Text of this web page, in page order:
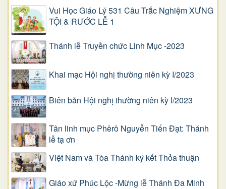
Vui Học Giáo Lý 531 Câu Trắc Nghiệm XƯNG
TỘI & RƯỚC LỄ 1
Thánh lễ Truyền chức Linh Mục -2023
Khai mạc Hội nghị thường niên kỳ I/2023
Biên bản Hội nghị thường niên kỳ I/2023
Tân linh mục Phêrô Nguyễn Tiến Đạt: Thánh
lễ tạ ơn
Việt Nam và Tòa Thánh ký kết Thỏa thuận
Giáo xứ Phúc Lộc -Mừng lễ Thánh Đa Minh